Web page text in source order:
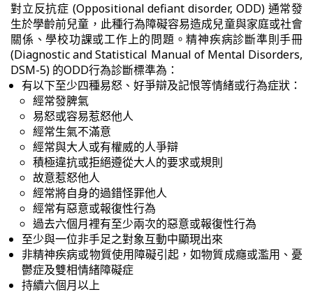
對立反抗症 (Oppositional defiant disorder, ODD) 通常發
生於學齡前兒童，此種行為障礙容易造成兒童與家庭或社會
關係、學校功課或工作上的問題。精神疾病診斷準則手冊
(Diagnostic and Statistical Manual of Mental Disorders,
DSM-5) 的ODD行為診斷標準為：
有以下至少四種易怒、好爭辯及記恨等情緒或行為症狀：
經常發脾氣
易怒或容易惹怒他人
經常生氣不滿意
經常與大人或有權威的人爭辯
積極違抗或拒絕遵從大人的要求或規則
故意惹怒他人
經常將自身的過錯怪罪他人
經常有惡意或報復性行為
過去六個月裡有至少兩次的惡意或報復性行為
至少與一位非手足之對象互動中顯現出來
非精神疾病或物質使用障礙引起，如物質成癮或濫用、憂
鬱症及雙相情緒障礙症
持續六個月以上